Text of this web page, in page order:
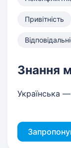
Привітність
Знання
Українська —